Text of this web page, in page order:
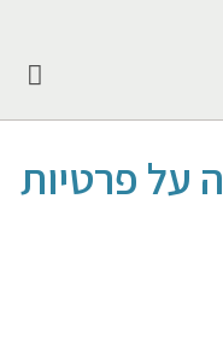
על פרטיות